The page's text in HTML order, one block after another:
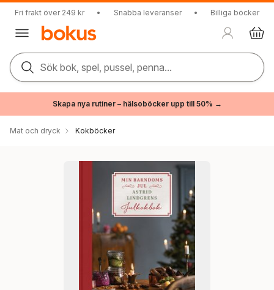
Fri frakt över 249 kr • Snabba leveranser • Billiga böcker
Sök bok, spel, pussel, penna...
Skapa nya rutiner – hälsoböcker upp till 50% →
Mat och dryck Kokböcker